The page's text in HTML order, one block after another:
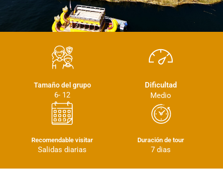
Tamaño del grupo
6- 12
Dificultad
Medio
Recomendable visitar
Salidas diarias
Duración de tour
7 dias